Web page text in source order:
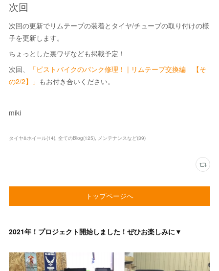
次回
次回の更新でリムテープの装着とタイヤ/チューブの取り付けの様
子を更新します。
ちょっとした裏ワザなども掲載予定！
次回、
「ピストバイクのパンク修理！ | リムテープ交換編 【そ
の2/2】」 もお付き合いください。
miki
タイヤ&ホイール(14) 全てのBlog(125) メンテナンスなど(39)
トップページへ
2021年！プロジェクト開始しました！ぜひお楽しみに▼